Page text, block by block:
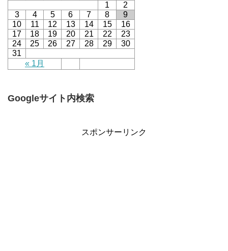
« 1月
1
2
3
4 5 6 7 8
9
10
11 12 13 14 15
16
17
18 19 20 21 22
23
24
25 26 27 28 29
30
31
Googleサイト内検索
スポンサーリンク